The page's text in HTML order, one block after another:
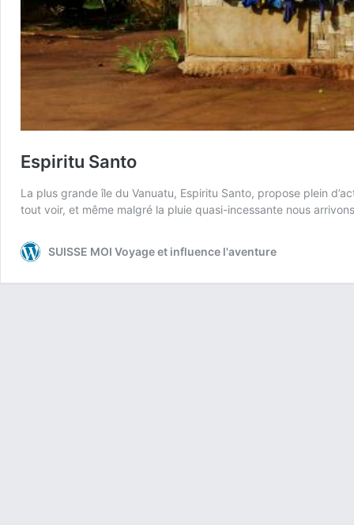
Espiritu Santo
La plus grande île du Vanuatu, Espiritu Santo, propose plein
tout voir, et même malgré la pluie quasi-incessante nous
SUISSE MOI Voyage et influence l'aventure